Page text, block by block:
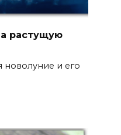
растущую
новолуние и его